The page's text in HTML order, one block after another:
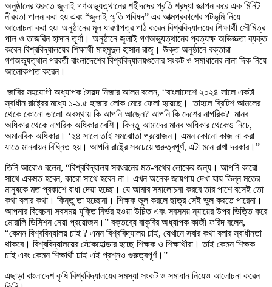
অনুষ্ঠানের শুরুতে জুলাই গণঅভ্যুত্থানের শহীদদের প্রতি শ্রদ্ধা জ্ঞাপন করে এক মিনিট
নীরবতা পালন করা হয় এবং “জুলাই স্মৃতি পরিষদ” এর আত্মপ্রকাশের পটভূমি নিয়ে
আলোচনা করা হয়৷ অনুষ্ঠানের মূল ধারণাপত্র পাঠ করেন বিশ্ববিদ্যালয়ের শিক্ষার্থী সৌমিত্র
পাল ও তাজরিন হাসান তূর্ণা। অনুষ্ঠানে জুলাই গণঅভ্যুত্থানের প্রত্যক্ষ অভিজ্ঞতা ব্যক্ত
করেন বিশ্ববিদ্যালয়ের শিক্ষার্থী মাহমুদুল হাসান রাজু। উক্ত অনুষ্ঠানে বক্তারা
গণঅভ্যুত্থান পরবর্তী বাংলাদেশের বিশ্ববিদ্যালয়গুলোর সংকট ও সমাধানের নানা দিক নিয়ে
আলোকপাত করেন।
জাবির সহযোগী অধ্যাপক সৈয়দ নিজার আলম বলেন, “বাংলাদেশে ২০২৪ সালে একটা
স্বাধীন রাষ্ট্রের মধ্যে ১-১.৫ হাজার লোক মেরে ফেলা হয়েছে। তাহলে ব্রিটিশ আমলের
থেকে কোনো ভালো অবস্থায় কি আপনি আছেন? আপনি কি দেশের নাগরিক? মানব
অধিকার থেকে নাগরিক অধিকার বেশি। কিন্তু আমাদের মানব অধিকার থেকেও নিচে,
অমানবিক অধিকার। ‘২৪ সালে তাই সমঝোতা প্রয়োজন। এমন কোনো কাজ না করা
যাতে মানবায়ন বিঘ্নিত হয়। আপনি রাষ্ট্রে সবচেয়ে গুরুত্বপূর্ণ, এটা মনে রাখা দরকার।”
তিনি আরোও বলেন, “বিশ্ববিদ্যালয় সবধরনের মত-পথের লোকের জন্য। আপনি কারো
সাথে একমত হবেন, কারো সাথে হবেন না। এখন অনেক জায়গায় দেখা যায় ভিন্ন মতের
মানুষকে মত প্রকাশে বাধা দেয়া হচ্ছে। যে আমার সমালোচনা করবে তার পাশে বসেই তো
কথা বলার কথা। কিন্তু তা হচ্ছেনা। শিক্ষক ভুল করলে ছাত্র সেই ভুল করতে পারেনা।
আপনার বিবেচনা সবসময় যুক্তি নির্ভর হওয়া উচিত এবং সবসময় ন্যায়ের উপর ভিত্তি করে
মোরালি ডিসিশন নেয়া প্রয়োজন।” বক্তব্যে বাকৃবির অধ্যাপক কাজী ফরিদ বলেন,
“কেমন বিশ্ববিদ্যালয় চাই ? এমন বিশ্ববিদ্যালয় চাই, যেখানে সবার কথা বলার স্বাধীনতা
থাকবে। বিশ্ববিদ্যালয়ের স্টেকহোল্ডার হচ্ছে শিক্ষক ও শিক্ষার্থীরা। তাই কেমন শিক্ষক
চাই এবং কেমন শিক্ষার্থী চাই এই প্রশ্নও গুরুত্বপূর্ণ।”
এছাড়া বাংলাদেশ কৃষি বিশ্ববিদ্যালয়ের সমস্যা সংকট ও সমাধান নিয়েও আলোচনা করেন